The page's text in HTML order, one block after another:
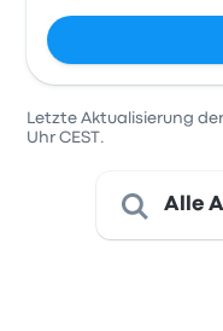
Levanteslingan,
Stockholm
Letzte Aktualisierung
Uhr CEST.
Alle